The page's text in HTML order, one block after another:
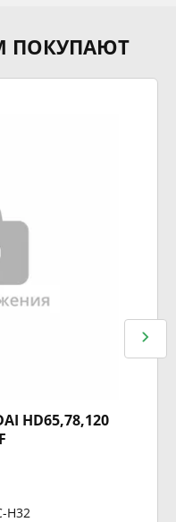
ПОКУПАЮТ
HD65,78,120
H32